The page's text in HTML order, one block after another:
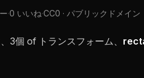
·0 いいね·CC0 · パブリックドメイン
3個 of トランスフォーム、